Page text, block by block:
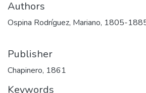
Authors
Ospina Rodríguez, Mariano, 1805-
Publisher
Chapinero, 1861
Keywords